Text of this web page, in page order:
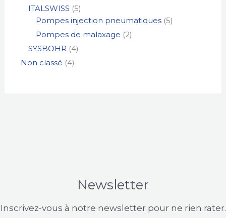
ITALSWISS 5
Pompes injection pneumatiques 5
Pompes de malaxage 2
SYSBOHR 4
Non classé 4
Newsletter
Inscrivez-vous à notre newsletter pour ne rien rater.